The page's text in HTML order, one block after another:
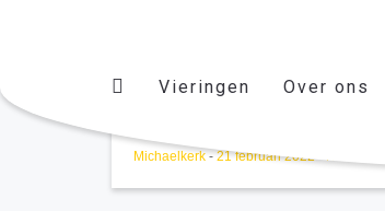
Vieringen Over ons
Michaelkerk-21 februari 2022-No